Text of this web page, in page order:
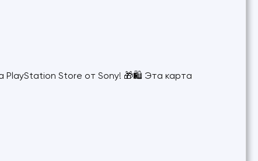
PlayStation Store от Sony! 🎁🛍️ Эта карта